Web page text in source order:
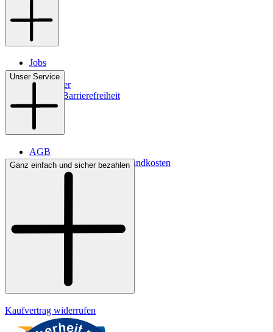
Jobs
Filialen
Newsletter
Digitale Barrierefreiheit
Unser Service
AGB
Lieferbedingungen & Versandkosten
Bezahlung
Ganz einfach und sicher bezahlen
Kaufvertrag widerrufen